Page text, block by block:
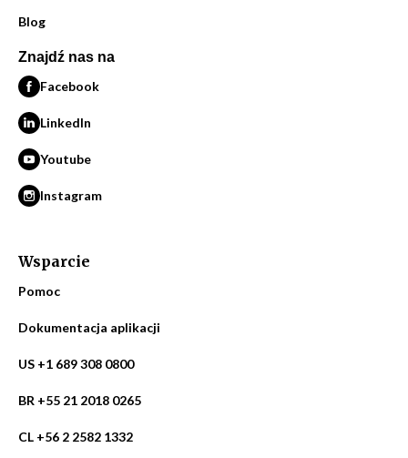
Blog
Znajdź nas na
Facebook
LinkedIn
Youtube
Instagram
Wsparcie
Pomoc
Dokumentacja aplikacji
US +1 689 308 0800
BR +55 21 2018 0265
CL +56 2 2582 1332